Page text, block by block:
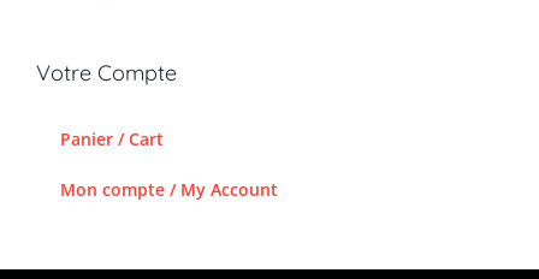
Votre Compte
Panier / Cart
Mon compte / My Account